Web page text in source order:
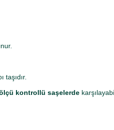
kontrollü saşelerde